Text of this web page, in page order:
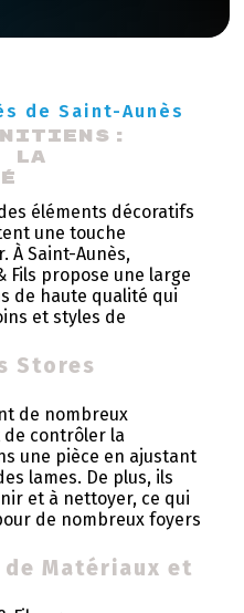
de Saint-Aunès
la
éléments décoratifs
une touche
À Saint-Aunès,
Fils propose une large
de haute qualité qui
et styles de
Stores
de nombreux
contrôler la
une pièce en ajustant
lames. De plus, ils
et à nettoyer, ce qui
de nombreux foyers
de Matériaux et